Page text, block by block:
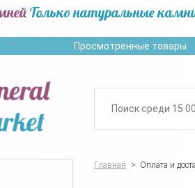
Только натуральные
Просмотренные товары
Главная > Оплата и